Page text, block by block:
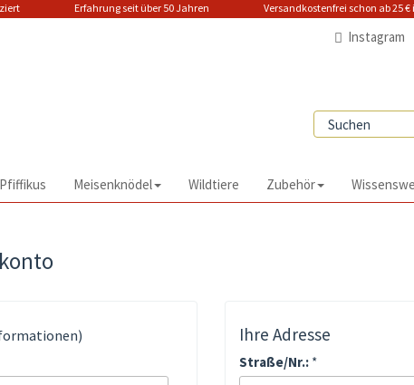
Erfahrung seit über 50 Jahren Versandkostenfrei schon ab 25 €
Instagram
Meisenknödel Wildtiere Zubehör
Ihre Adresse
Straße/Nr.: *